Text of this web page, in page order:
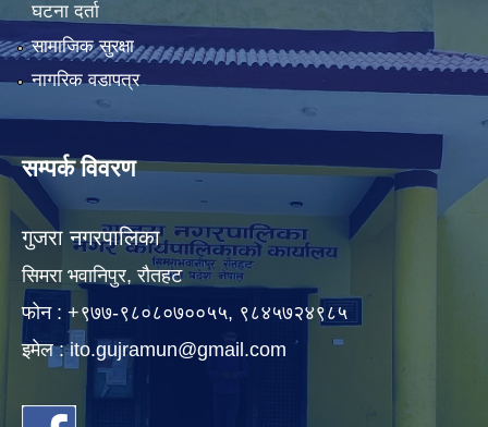
घटना दर्ता
सामाजिक सुरक्षा
नागरिक वडापत्र
सम्पर्क विवरण
गुजरा नगरपालिका
सिमरा भवानिपुर, राैतहट
फाेन : +९७७-९८०८०७००५५, ९८४५७२४९८५
इमेल :ito.gujramun@gmail.com